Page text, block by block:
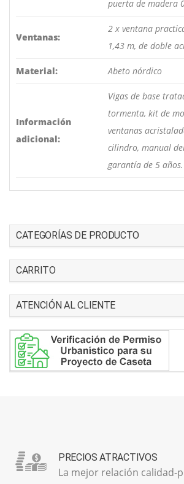
puerta de madera
Ventanas:
2 x ventana
1,43 m, de doble
Material: Abeto nórdico
Información
adicional:
Vigas de base
tormenta, kit de
ventanas
cilindro, manual
garantía de 5 años.
CATEGORÍAS DE PRODUCTO
CARRITO
ATENCIÓN AL CLIENTE
PRECIOS ATRACTIVOS
La mejor relación calidad-